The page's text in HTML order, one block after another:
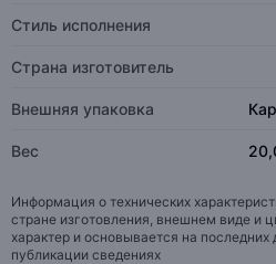
Стиль исполнения
Страна изготовитель
Внешняя упаковка
Вес
Информация о технических
стране изготовления, внешнем виде и
характер и основывается на
публикации сведениях